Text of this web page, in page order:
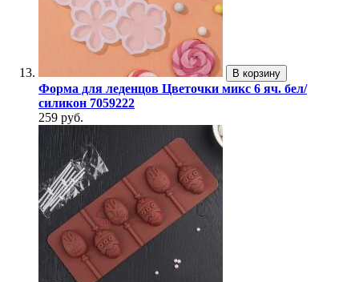
В корзину
Форма для леденцов Цветочки микс 6 яч. бел/
силикон 7059222
259 руб.